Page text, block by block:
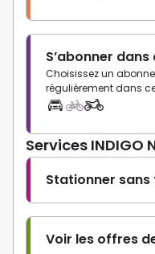
S’abonner
Choisissez un
régulièrement dans
Services INDIGO
Stationner sans
Voir les offres